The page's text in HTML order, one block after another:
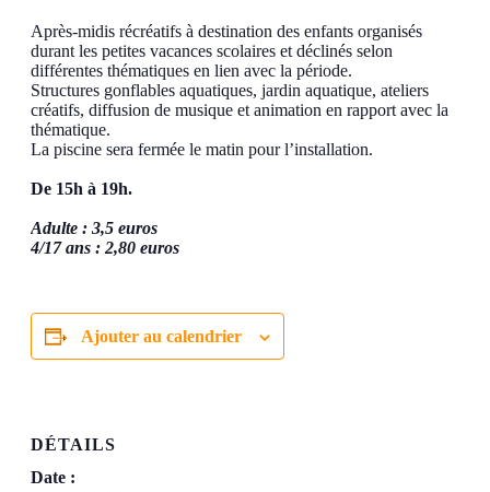
Après-midis récréatifs à destination des enfants organisés
durant les petites vacances scolaires et déclinés selon
différentes thématiques en lien avec la période.
Structures gonflables aquatiques, jardin aquatique, ateliers
créatifs, diffusion de musique et animation en rapport avec la
thématique.
La piscine sera fermée le matin pour l’installation.
De 15h à 19h.
Adulte : 3,5 euros
4/17 ans : 2,80 euros
Ajouter au calendrier
DÉTAILS
Date :